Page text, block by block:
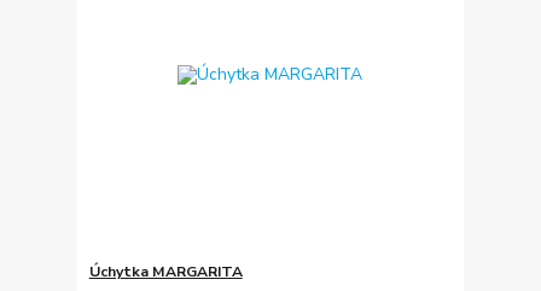
Úchytka MARGARITA